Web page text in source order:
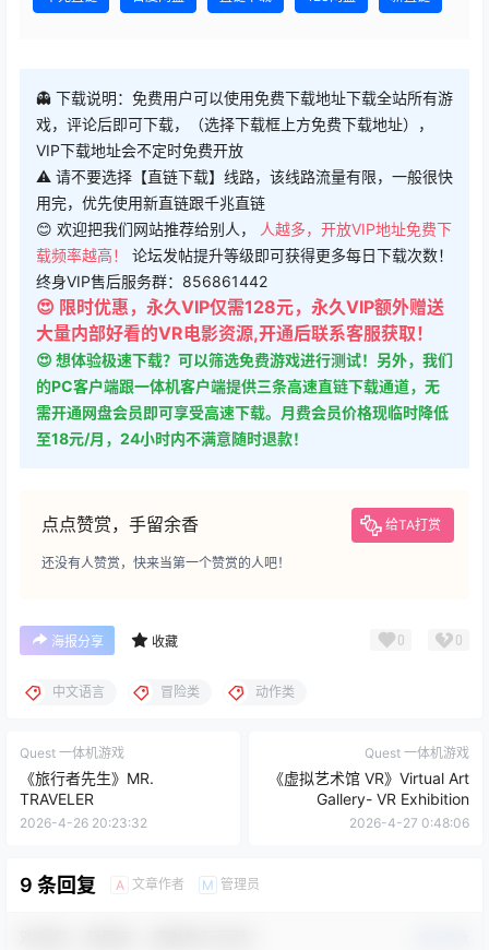
👻 下载说明：免费用户可以使用免费下载地址下载全站所有游
戏，评论后即可下载，（选择下载框上方免费下载地址），
VIP下载地址会不定时免费开放
⚠ 请不要选择【直链下载】线路，该线路流量有限，一般很快
用完，优先使用新直链跟千兆直链
😊 欢迎把我们网站推荐给别人，
人越多，开放VIP地址免费下
载频率越高！ 论坛发帖提升等级即可获得更多每日下载次数！
终身VIP售后服务群：856861442
😍 限时优惠，永久VIP仅需128元，永久VIP额外赠送
大量内部好看的VR电影资源,开通后联系客服获取！
😍 想体验极速下载？可以筛选免费游戏进行测试！另外，我们
的PC客户端跟一体机客户端提供三条高速直链下载通道，无
需开通网盘会员即可享受高速下载。月费会员价格现临时降低
至18元/月，24小时内不满意随时退款！
点点赞赏，手留余香 给TA打赏
还没有人赞赏，快来当第一个赞赏的人吧！
海报分享 收藏 0 0
中文语言 冒险类 动作类
Quest 一体机游戏
《旅行者先生》MR.
TRAVELER
2026-4-26 20:23:32
Quest 一体机游戏
《虚拟艺术馆 VR》Virtual Art
Gallery- VR Exhibition
2026-4-27 0:48:06
9 条回复 A 文章作者 M 管理员